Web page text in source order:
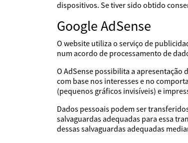
dispositivos. Se tiver sido obtido
Google AdSense
O website utiliza o serviço de
num acordo de processamento de
O AdSense possibilita a apresentação
com base nos interesses e no
(pequenos gráficos invisíveis) e
Dados pessoais podem ser
salvaguardas adequadas para essa
dessas salvaguardas adequadas